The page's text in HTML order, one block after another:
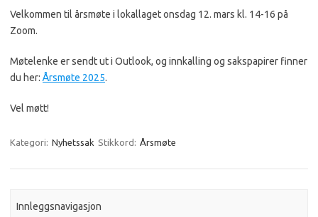
Velkommen til årsmøte i lokallaget onsdag 12. mars kl. 14-16 på
Zoom.
Møtelenke er sendt ut i Outlook, og innkalling og sakspapirer finner
du her:Årsmøte 2025.
Vel møtt!
Kategori: Nyhetssak Stikkord: Årsmøte
Innleggsnavigasjon